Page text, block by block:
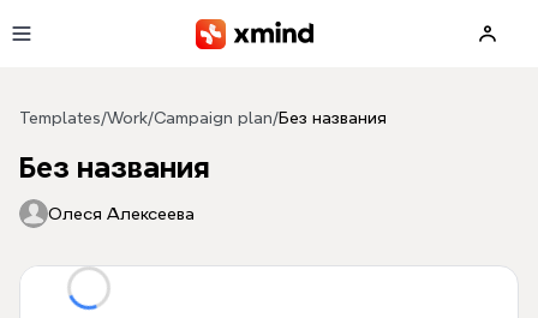
Templates/Work/Campaign plan/Без названия
Без названия
Олеся Алексеева